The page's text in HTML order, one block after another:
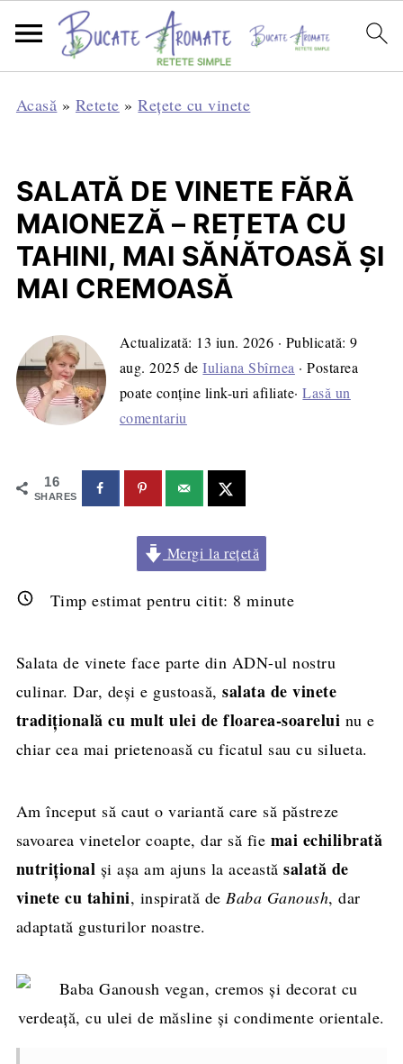
Acasă » Retete »Rețete cu vinete
SALATĂ DE VINETE FĂRĂ
MAIONEZĂ – REȚETA CU
TAHINI, MAI SĂNĂTOASĂ ȘI
MAI CREMOASĂ
Actualizată: 13 iun. 2026 · Publicată:9
aug. 2025 deIuliana Sbîrnea · Postarea
poate conține link-uri afiliate·Lasă un
comentariu
16
SHARES
Mergi la rețetă
Timp estimat pentru citit: 8 minute
Salata de vinete face parte din ADN-ul nostru
culinar. Dar, deși e gustoasă,salata de vinete
tradițională cu mult ulei de floarea-soarelui nu e
chiar cea mai prietenoasă cu ficatul sau cu silueta.
Am început să caut o variantă care să păstreze
savoarea vinetelor coapte, dar să fie mai echilibrată
nutrițional și așa am ajuns la aceastăsalată de
vinete cu tahini, inspirată de Baba Ganoush, dar
adaptată gusturilor noastre.